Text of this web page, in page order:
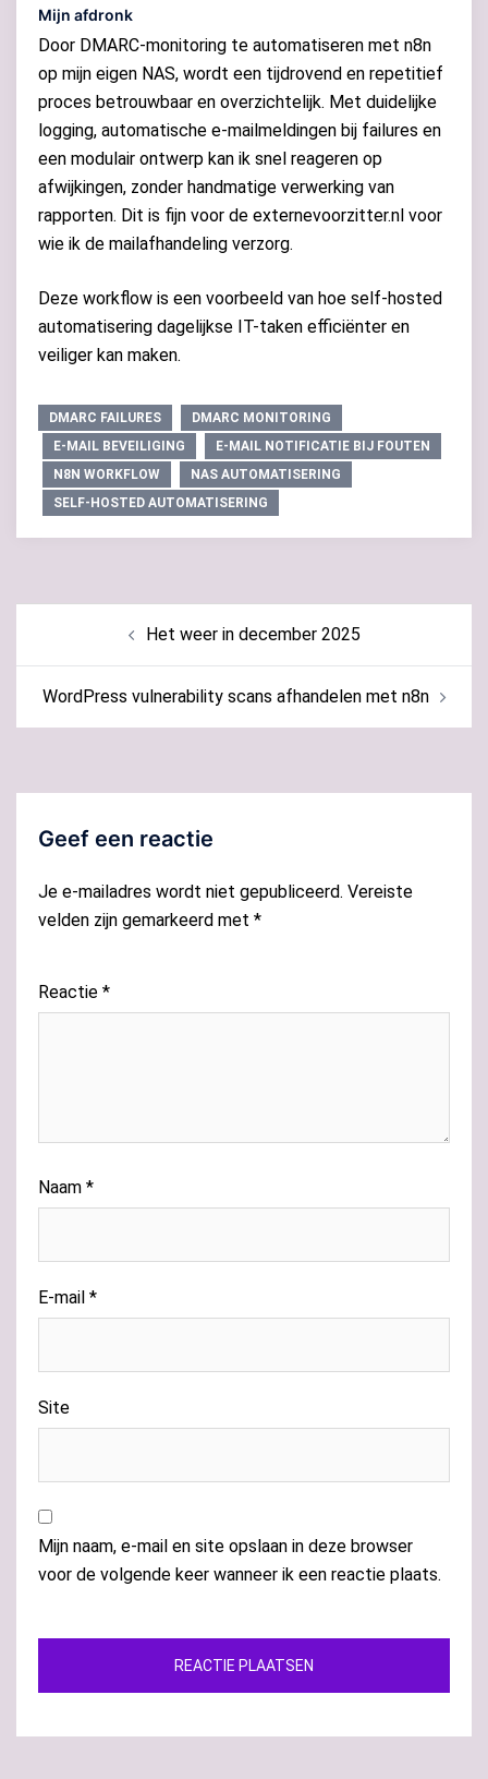
Mijn afdronk
Door DMARC-monitoring te automatiseren met n8n
op mijn eigen NAS, wordt een tijdrovend en repetitief
proces betrouwbaar en overzichtelijk. Met duidelijke
logging, automatische e-mailmeldingen bij failures en
een modulair ontwerp kan ik snel reageren op
afwijkingen, zonder handmatige verwerking van
rapporten. Dit is fijn voor de externevoorzitter.nl voor
wie ik de mailafhandeling verzorg.
Deze workflow is een voorbeeld van hoe self-hosted
automatisering dagelijkse IT-taken efficiënter en
veiliger kan maken.
DMARC FAILURES
DMARC MONITORING
E-MAIL BEVEILIGING
E-MAIL NOTIFICATIE BIJ FOUTEN
N8N WORKFLOW
NAS AUTOMATISERING
SELF-HOSTED AUTOMATISERING
navigatie
Het weer in december 2025
WordPress vulnerability scans afhandelen met n8n
Geef een reactie
Je e-mailadres wordt niet gepubliceerd. Vereiste
velden zijn gemarkeerd met *
Reactie *
Naam *
E-mail *
Site
Mijn naam, e-mail en site opslaan in deze browser
voor de volgende keer wanneer ik een reactie plaats.